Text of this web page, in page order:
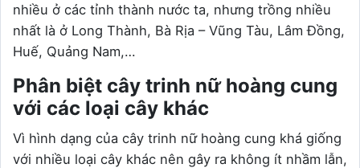
nhiều ở các tỉnh thành nước ta, nhưng trồng nhiều
nhất là ở Long Thành, Bà Rịa – Vũng Tàu, Lâm Đồng,
Huế, Quảng Nam,…
Phân biệt cây trinh nữ hoàng cung
với các loại cây khác
Vì hình dạng của cây trinh nữ hoàng cung khá giống
với nhiều loại cây khác nên gây ra không ít nhầm lẫn,